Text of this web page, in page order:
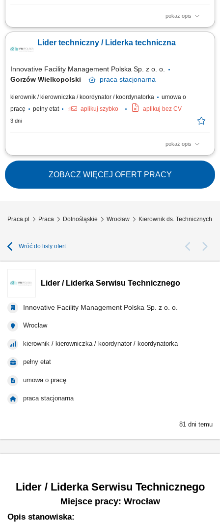
pokaż opis
Zadania: Planowanie oraz terminowe realizowanie przeglądów
własnej, technika oraz podwykonawców w celu zachowania wysokiej
jakości serwisu; Wdrażanie nowoczesnych rozwiązań rynkowych i ciągłe
Lider techniczny / Liderka techniczna
Innovative Facility Management Polska Sp. z o. o.
Gorzów Wielkopolski
praca stacjonarna
kierownik / kierowniczka / koordynator / koordynatorka
umowa o
pracę
pełny etat aplikuj szybko aplikuj bez CV
3 dni
pokaż opis
Zadania: Planowanie oraz terminowe realizowanie przeglądów
technicznych zgodnie z rocznym harmonogramem; Koordynowanie pracy
własnej, technika oraz podwykonawców w celu zachowania wysokiej
jakości serwisu; Wdrażanie nowoczesnych rozwiązań rynkowych i ciągłe
podnoszenie standardów...
ZOBACZ WIĘCEJ OFERT PRACY
Praca.pl Praca Dolnośląskie Wrocław Kierownik ds. Technicznych
Wróć do listy ofert
Lider / Liderka Serwisu Technicznego
Innovative Facility Management Polska Sp. z o. o.
Wrocław
kierownik / kierowniczka / koordynator / koordynatorka
pełny etat
umowa o pracę
praca stacjonarna
81 dni temu
Lider / Liderka Serwisu Technicznego
Miejsce pracy: Wrocław
Opis stanowiska: